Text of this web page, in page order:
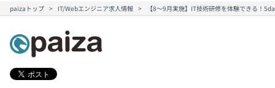
paizaトップ IT/Webエンジニア求人情報 【8～9月実施】IT技術研修を体験できる！